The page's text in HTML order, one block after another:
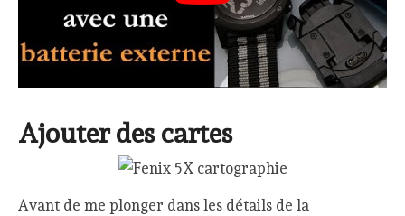
Ajouter des cartes
Avant de me plonger dans les détails de la